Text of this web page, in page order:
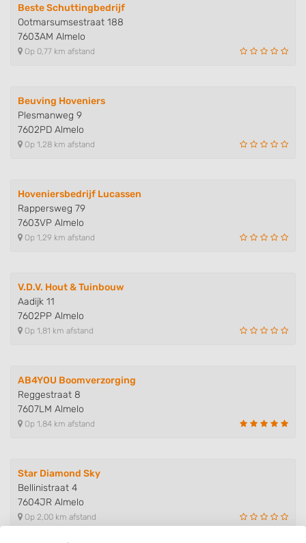
Beste Schuttingbedrijf
Ootmarsumsestraat 188
7603AM Almelo
Op 0,77 km afstand
Beuving Hoveniers
Plesmanweg 9
7602PD Almelo
Op 1,28 km afstand
Hoveniersbedrijf Lucassen
Rappersweg 79
7603VP Almelo
Op 1,29 km afstand
V.D.V. Hout & Tuinbouw
Aadijk 11
7602PP Almelo
Op 1,81 km afstand
AB4YOU Boomverzorging
Reggestraat 8
7607LM Almelo
Op 1,84 km afstand
Star Diamond Sky
Bellinistraat 4
7604JR Almelo
Op 2,00 km afstand